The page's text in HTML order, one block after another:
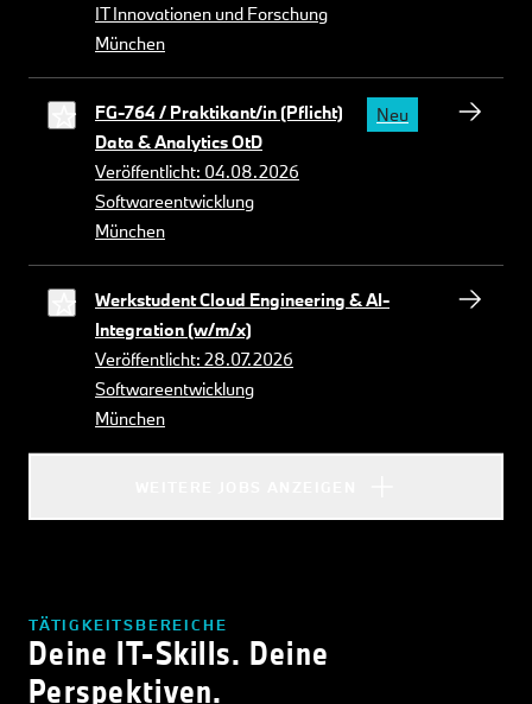
IT Innovationen und Forschung
München
FG-764 / Praktikant/in (Pflicht)
Data & Analytics OtD
Veröffentlicht: 04.08.2026
Softwareentwicklung
München
Neu
Werkstudent Cloud Engineering & AI-
Integration (w/m/x)
Veröffentlicht: 28.07.2026
Softwareentwicklung
München
TÄTIGKEITSBEREICHE
Deine IT-Skills. Deine
Perspektiven.